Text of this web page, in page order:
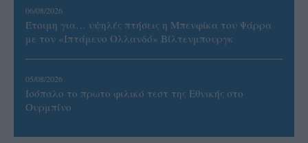
06/08/2026
Έτοιμη για… υψηλές πτήσεις η Μπενφίκα του Ψάρρα
με τον «Ιπτάμενο Ολλανδό» Βίλτενμπουργκ
05/08/2026
Ισόπαλο το πρωτο φιλικό τεστ της Εθνικής στο
Ουρμπίνο